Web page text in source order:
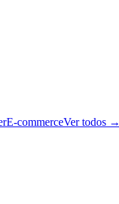
E-commerceVer todos →